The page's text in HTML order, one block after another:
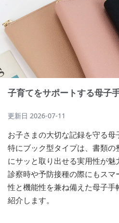
子育てをサポートする母子
更新日 2026-07-11
お子さまの大切な記録を守る母
特にブック型タイプは、書類
にサッと取り出せる実用性が魅
診察時や予防接種の際にもス
性と機能性を兼ね備えた母子
紹介します。